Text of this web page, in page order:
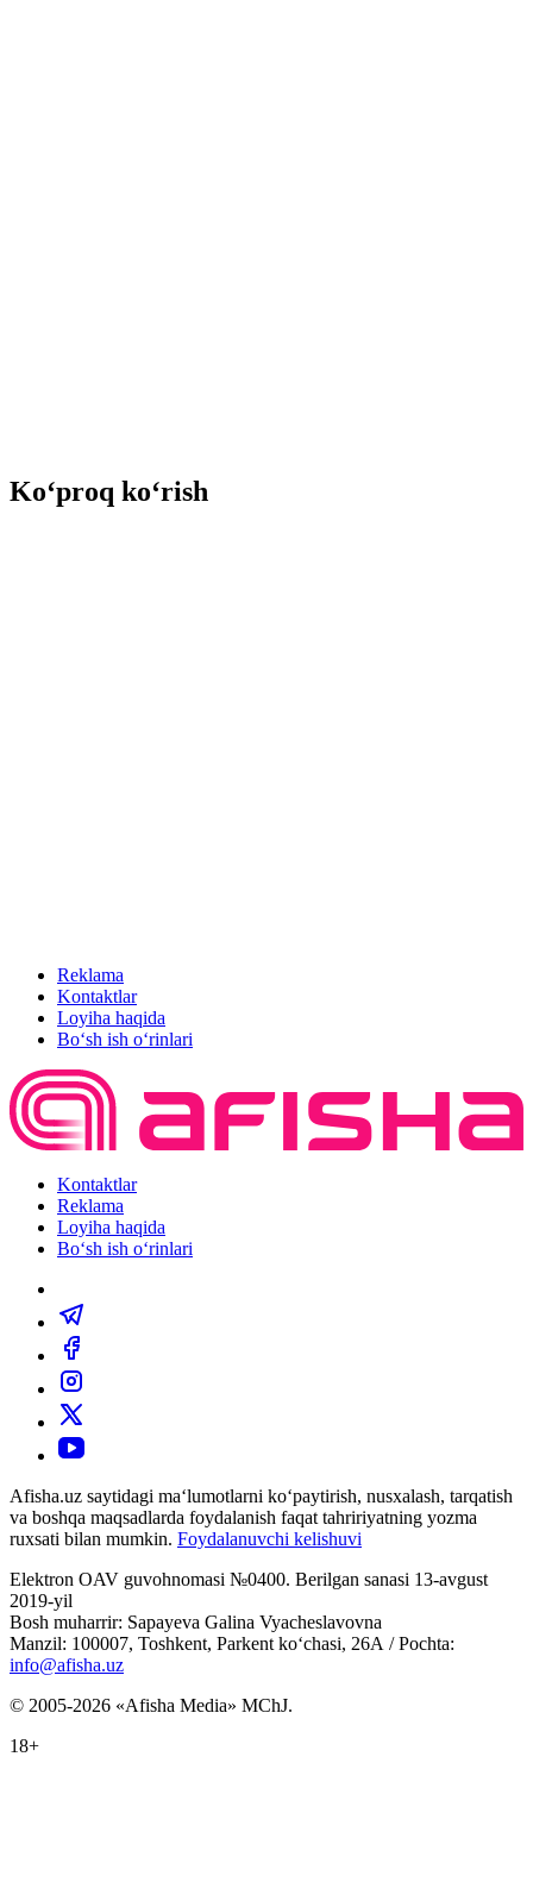
Ko‘proq ko‘rish
Reklama
Kontaktlar
Loyiha haqida
Bo‘sh ish o‘rinlari
Kontaktlar
Reklama
Loyiha haqida
Bo‘sh ish o‘rinlari
Afisha.uz saytidagi ma‘lumotlarni ko‘paytirish, nusxalash, tarqatish
va boshqa maqsadlarda foydalanish faqat tahririyatning yozma
ruxsati bilan mumkin. Foydalanuvchi kelishuvi
Elektron OAV guvohnomasi №0400. Berilgan sanasi 13-avgust
2019-yil
Bosh muharrir: Sapayeva Galina Vyacheslavovna
Manzil: 100007, Toshkent, Parkent ko‘chasi, 26А / Pochta:
info@afisha.uz
© 2005-2026 «Afisha Media» MChJ.
18+